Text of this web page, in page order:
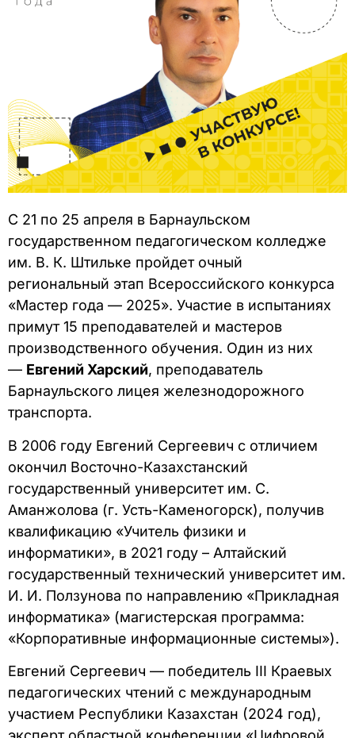
С 21 по 25 апреля в Барнаульском
государственном педагогическом колледже
им. В. К. Штильке пройдет очный
региональный этап Всероссийского конкурса
«Мастер года — 2025». Участие в испытаниях
примут 15 преподавателей и мастеров
производственного обучения. Один из них
— Евгений Харский, преподаватель
Барнаульского лицея железнодорожного
транспорта.
В 2006 году Евгений Сергеевич с отличием
окончил Восточно-Казахстанский
государственный университет им. С.
Аманжолова (г. Усть-Каменогорск), получив
квалификацию «Учитель физики и
информатики», в 2021 году – Алтайский
государственный технический университет им.
И. И. Ползунова по направлению «Прикладная
информатика» (магистерская программа:
«Корпоративные информационные системы»).
Евгений Сергеевич — победитель III Краевых
педагогических чтений с международным
участием Республики Казахстан (2024 год),